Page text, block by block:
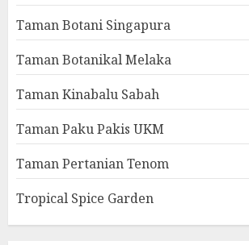
Taman Botani Singapura
Taman Botanikal Melaka
Taman Kinabalu Sabah
Taman Paku Pakis UKM
Taman Pertanian Tenom
Tropical Spice Garden